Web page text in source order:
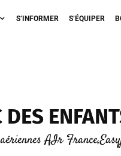
S’INFORMER S’ÉQUIPER
aériennes AIr